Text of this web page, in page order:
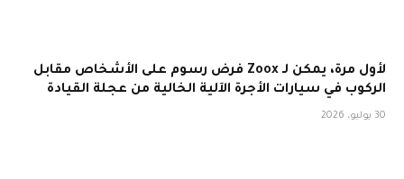
لأول مرة، يمكن لـ Zoox فرض رسوم على الأشخاص مقابل
الركوب في سيارات الأجرة الآلية الخالية من عجلة القيادة
30 يوليو، 2026